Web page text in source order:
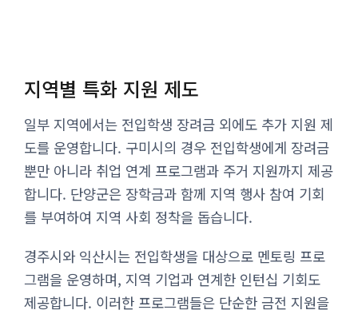
지역별 특화 지원 제도
일부 지역에서는 전입학생 장려금 외에도 추가 지원 제
도를 운영합니다. 구미시의 경우 전입학생에게 장려금
뿐만 아니라 취업 연계 프로그램과 주거 지원까지 제공
합니다. 단양군은 장학금과 함께 지역 행사 참여 기회
를 부여하여 지역 사회 정착을 돕습니다.
경주시와 익산시는 전입학생을 대상으로 멘토링 프로
그램을 운영하며, 지역 기업과 연계한 인턴십 기회도
제공합니다. 이러한 프로그램들은 단순한 금전 지원을